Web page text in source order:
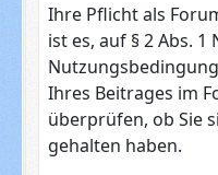
Ihre Pflicht als
ist es, auf § 2 Abs. 1
Ihres Beitrages im
überprüfen, ob Sie
gehalten haben.